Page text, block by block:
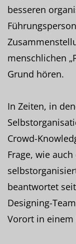
besseren
menschlichen
Grund hören.
In Zeiten, in
Crowd-
Frage, wie
beantwortet
Designing-
Vorort in einem